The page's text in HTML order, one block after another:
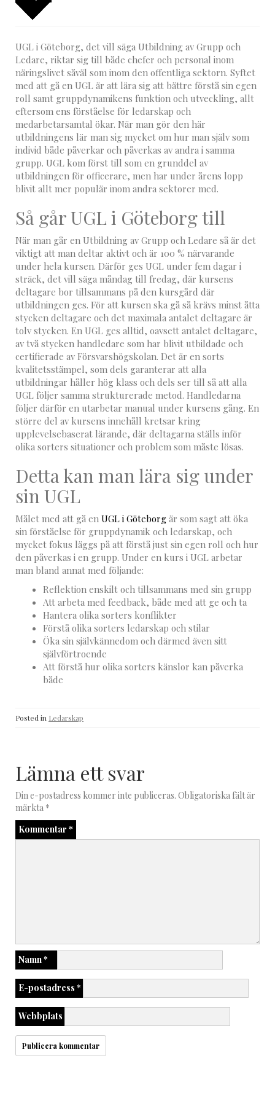
UGL i Göteborg, det vill säga Utbildning av Grupp och
Ledare, riktar sig till både chefer och personal inom
näringslivet såväl som inom den offentliga sektorn. Syftet
med att gå en UGL är att lära sig att bättre förstå sin egen
roll samt gruppdynamikens funktion och utveckling, allt
eftersom ens förståelse för ledarskap och
medarbetarsamtal ökar. När man gör den här
utbildningens lär man sig mycket om hur man själv som
individ både påverkar och påverkas av andra i samma
grupp. UGL kom först till som en grunddel av
utbildningen för officerare, men har under årens lopp
blivit allt mer populär inom andra sektorer med.
Så går UGL i Göteborg till
När man går en Utbildning av Grupp och Ledare så är det
viktigt att man deltar aktivt och är 100 % närvarande
under hela kursen. Därför ges UGL under fem dagar i
sträck, det vill säga måndag till fredag, där kursens
deltagare bor tillsammans på den kursgård där
utbildningen ges. För att kursen ska gå så krävs minst åtta
stycken deltagare och det maximala antalet deltagare är
tolv stycken. En UGL ges alltid, oavsett antalet deltagare,
av två stycken handledare som har blivit utbildade och
certifierade av Försvarshögskolan. Det är en sorts
kvalitetsstämpel, som dels garanterar att alla
utbildningar håller hög klass och dels ser till så att alla
UGL följer samma strukturerade metod. Handledarna
följer därför en utarbetar manual under kursens gång. En
större del av kursens innehåll kretsar kring
upplevelsebaserat lärande, där deltagarna ställs inför
olika sorters situationer och problem som måste lösas.
Detta kan man lära sig under
sin UGL
Målet med att gå en UGL i Göteborg är som sagt att öka
sin förståelse för gruppdynamik och ledarskap, och
mycket fokus läggs på att förstå just sin egen roll och hur
den påverkas i en grupp. Under en kurs i UGL arbetar
man bland annat med följande:
Reflektion enskilt och tillsammans med sin grupp
Att arbeta med feedback, både med att ge och ta
Hantera olika sorters konflikter
Förstå olika sorters ledarskap och stilar
Öka sin självkännedom och därmed även sitt
självförtroende
Att förstå hur olika sorters känslor kan påverka
både
Posted in Ledarskap
Lämna ett svar
Din e-postadress kommer inte publiceras. Obligatoriska fält är
märkta *
Kommentar *
Namn*
E-postadress *
Webbplats